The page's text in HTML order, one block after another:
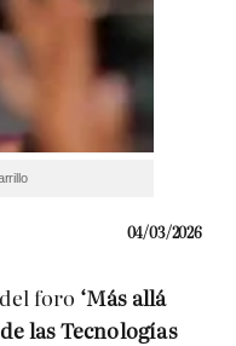
04/03/2026
foro ‘Más allá
las Tecnologías